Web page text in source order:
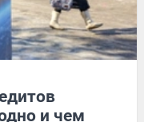
и чем